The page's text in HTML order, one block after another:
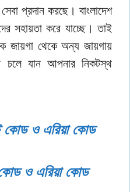
প্রদান করছে। বাংলাদেশ
সহায়তা করে যাচ্ছে। তাই
জায়গা থেকে অন্য জায়গায়
চলে যান আপনার নিকটস্থ
কোড ও এরিয়া কোড
ও এরিয়া কোড